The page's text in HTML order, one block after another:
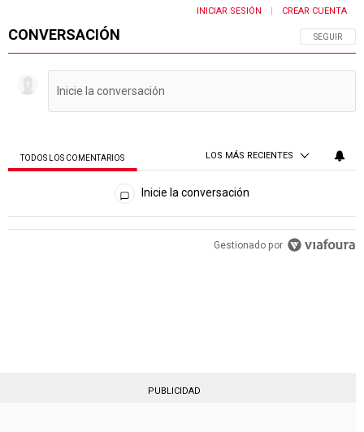
CONVERSACIÓN SIGA ESTA
SEGUIR
INICIAR SESIÓN CREAR CUENTA
TODOS LOS COMENTARIOS LOS MÁS RECIENTES
Todos los comentarios
Inicie la conversación
PUBLICIDAD